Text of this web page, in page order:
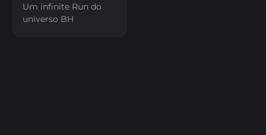
Um infinite Run do
universo BH